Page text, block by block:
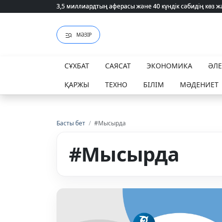
3,5 миллиардтың аферасы және 40 күндік сәбидің
3,5 миллиардтың аферасы және 40 күндік сәбидің
МӘЗІР
СҰХБАТ САЯСАТ ЭКОНОМИКА
ҚАРЖЫ
ТЕХНО БІЛІМ МӘДЕНИЕТ
Басты бет / #Мысырда
#Мысырда